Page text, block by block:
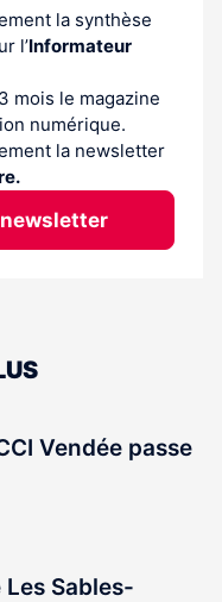
la synthèse
l’Informateur
mois le magazine
numérique.
la newsletter
Vendée passe
Sables-